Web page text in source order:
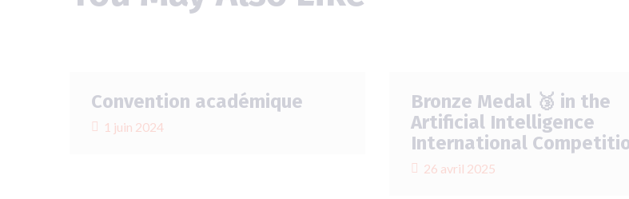
Convention académique
1 juin 2024
Bronze Medal 🥉 in the
Artificial Intelligence
International
26 avril 2025